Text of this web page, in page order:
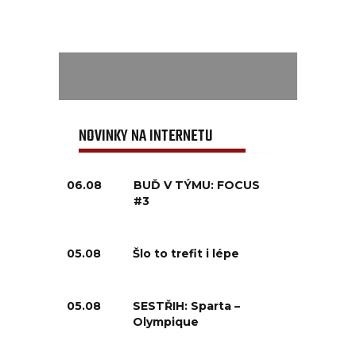
NOVINKY NA INTERNETU
06.08
BUĎ V TÝMU: FOCUS
#3
05.08 Šlo to trefit i lépe
05.08
SESTŘIH: Sparta –
Olympique